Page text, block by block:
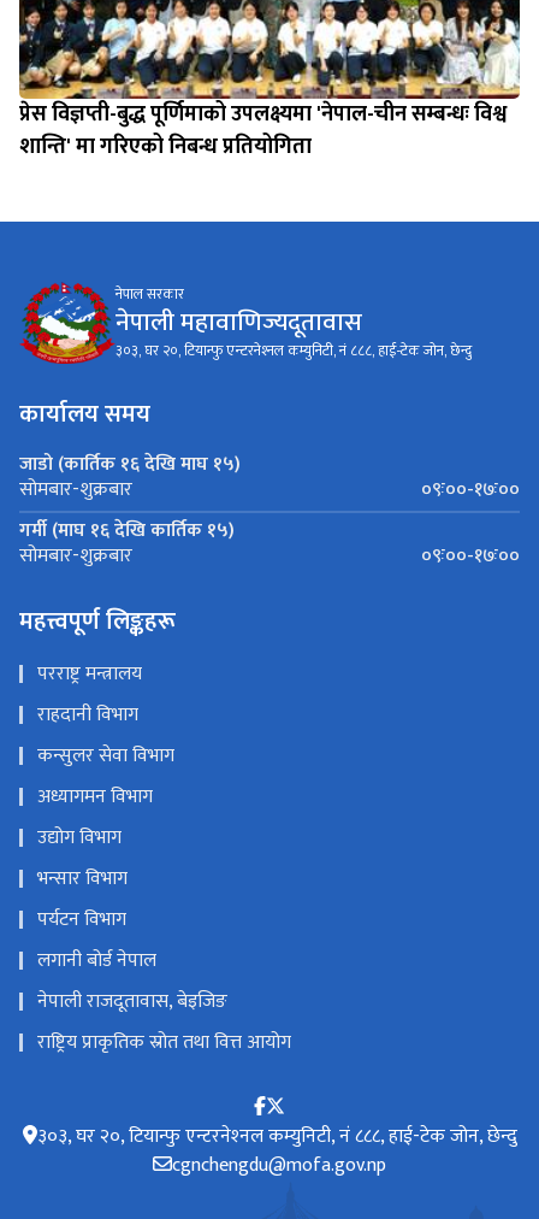
प्रेस विज्ञप्ती-बुद्ध पूर्णिमाको उपलक्ष्यमा 'नेपाल-चीन सम्बन्धः विश्व
शान्ति' मा गरिएको निबन्ध प्रतियोगिता
नेपाल सरकार
नेपाली महावाणिज्यदूतावास
३०३, घर २०, टियान्फु एन्टरनेश्‍नल कम्युनिटी, नं ८८८, हाई-टेक जोन, छेन्दु
कार्यालय समय
जाडो (कार्तिक १६ देखि माघ १५)
सोमबार-शुक्रबार
०९ः००-१७ः००
गर्मी (माघ १६ देखि कार्तिक १५)
सोमबार-शुक्रबार ०९ः००-१७ः००
महत्त्वपूर्ण लिङ्कहरू
परराष्ट्र मन्त्रालय
राहदानी विभाग
कन्सुलर सेवा विभाग
अध्यागमन विभाग
उद्योग विभाग
भन्सार विभाग
पर्यटन विभाग
लगानी बोर्ड नेपाल
नेपाली राजदूतावास, बेइजिङ
राष्ट्रिय प्राकृतिक स्रोत तथा वित्त आयोग
३०३, घर २०, टियान्फु एन्टरनेश्‍नल कम्युनिटी, नं ८८८, हाई-टेक जोन, छेन्दु
cgnchengdu@mofa.gov.np